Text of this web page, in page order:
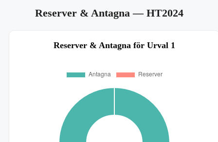
Reserver & Antagna— HT2024
Reserver & Antagna för Urval 1